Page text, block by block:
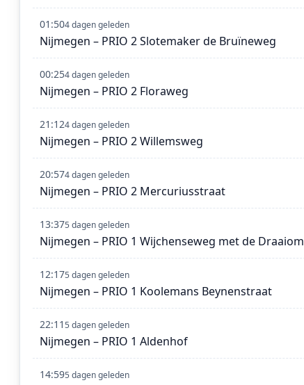
01:504 dagen geleden
Nijmegen – PRIO 2 Slotemaker de Bruïneweg
00:254 dagen geleden
Nijmegen – PRIO 2 Floraweg
21:124 dagen geleden
Nijmegen – PRIO 2 Willemsweg
20:574 dagen geleden
Nijmegen – PRIO 2 Mercuriusstraat
13:375 dagen geleden
Nijmegen – PRIO 1 Wijchenseweg met de Draaiom
12:175 dagen geleden
Nijmegen – PRIO 1 Koolemans Beynenstraat
22:115 dagen geleden
Nijmegen – PRIO 1 Aldenhof
14:595 dagen geleden